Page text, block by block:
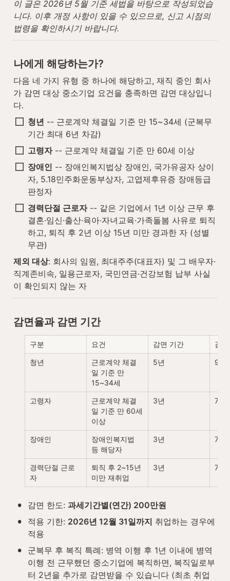
이 글은 2026년 5월 기준 세법을 바탕으로 작성되었습
니다. 이후 개정 사항이 있을 수 있으므로, 신고 시점의
법령을 확인하시기 바랍니다.
나에게 해당하는가?
다음 네 가지 유형 중 하나에 해당하고, 재직 중인 회사
가 감면 대상 중소기업 요건을 충족하면 감면 대상입니
다.
청년 -- 근로계약 체결일 기준 만 15~34세 (군복무
기간 최대 6년 차감)
고령자 -- 근로계약 체결일 기준 만 60세 이상
장애인 -- 장애인복지법상 장애인, 국가유공자 상이
자, 5.18민주화운동부상자, 고엽제후유증 장애등급
판정자
경력단절 근로자 -- 같은 기업에서 1년 이상 근무 후
결혼·임신·출산·육아·자녀교육·가족돌봄 사유로 퇴직
하고, 퇴직 후 2년 이상 15년 미만 경과한 자 (성별
무관)
제외 대상: 회사의 임원, 최대주주(대표자) 및 그 배우자·
직계존비속, 일용근로자, 국민연금·건강보험 납부 사실
이 확인되지 않는 자
감면율과 감면 기간
구분 요건 감면 기간 감
청년
근로계약 체결
일 기준 만
15~34세
5년 90%
고령자
근로계약 체결
일 기준 만 60세
이상
3년 70%
장애인
장애인복지법
등 해당자
3년 70%
경력단절 근로
자
퇴직 후 2~15년
미만 재취업
3년 70%
• 감면 한도: 과세기간별(연간) 200만원
• 적용 기한: 2026년 12월 31일까지 취업하는 경우에
적용
•
군복무 후 복직 특례: 병역 이행 후 1년 이내에 병역
이행 전 근무했던 중소기업에 복직하면, 복직일로부
터 2년을 추가로 감면받을 수 있습니다 (최초 취업